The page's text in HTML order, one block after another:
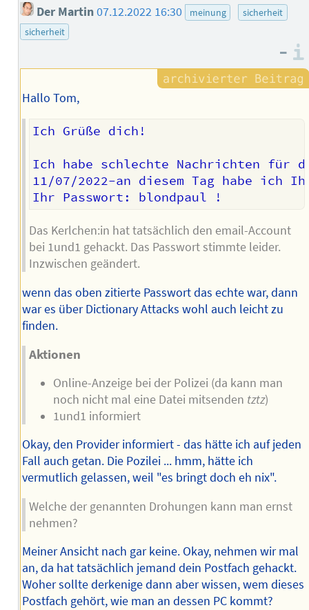
Der Martin07.12.2022 16:30 meinung
sicherheit
sicherheit
–
Hallo Tom,
Ich Grüße dich!
Ich habe schlechte Nachrichten für
11/07/2022-an diesem Tag habe
Das Kerlchen:in hat tatsächlich den email-Account
bei 1und1 gehackt. Das Passwort stimmte leider.
Inzwischen geändert.
wenn das oben zitierte Passwort das echte war, dann
war es über Dictionary Attacks wohl auch leicht zu
finden.
Aktionen
Online-Anzeige bei der Polizei (da kann man
noch nicht mal eine Datei mitsenden tztz)
1und1 informiert
Okay, den Provider informiert - das hätte ich auf jeden
Fall auch getan. Die Pozilei ... hmm, hätte ich
vermutlich gelassen, weil "es bringt doch eh nix".
Welche der genannten Drohungen kann man ernst
nehmen?
Meiner Ansicht nach gar keine. Okay, nehmen wir mal
an, da hat tatsächlich jemand dein Postfach gehackt.
Woher sollte derkenige dann aber wissen, wem dieses
Postfach gehört, wie man an dessen PC kommt?